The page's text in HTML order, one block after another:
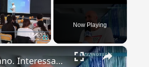
Now Playing
×
Adrano. Interessante incontro al liceo “Verga” con il prof. Fabio Gamberini. Studenti del Linguistic